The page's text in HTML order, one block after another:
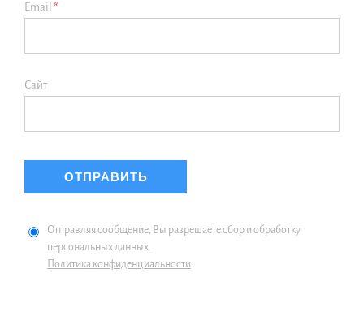
Email *
Сайт
Отправляя сообщение, Вы разрешаете сбор и обработку
персональных данных.
Политика конфиденциальности.